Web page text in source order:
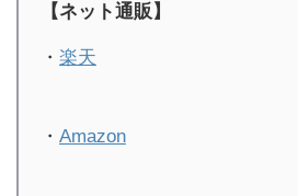
【ネット通販】
・ 楽天
・ Amazon